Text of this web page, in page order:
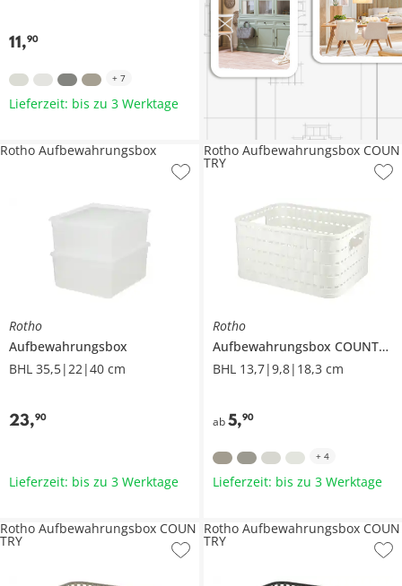
11,90
+ 7
Lieferzeit: bis zu 3 Werktage
Rotho
Aufbewahrungsbox
BHL 35,5|22|40 cm
23,90
Rotho Aufbewahrungsbox
Lieferzeit: bis zu 3 Werktage
Rotho
Aufbewahrungsbox COUNTRY
BHL 13,7|9,8|18,3 cm
ab 5,90
Rotho Aufbewahrungsbox COUN
TRY
+ 4
Lieferzeit: bis zu 3 Werktage
Rotho Aufbewahrungsbox COUN
TRY
Rotho Aufbewahrungsbox COUN
TRY